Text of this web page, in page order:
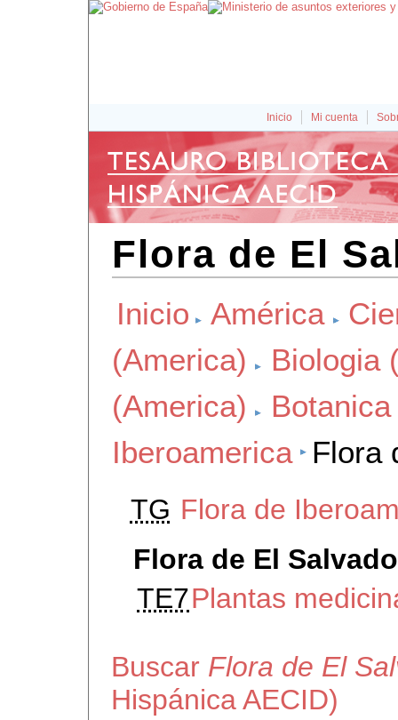
Inicio Mi cuenta
Flora de El
Inicio América
(America)
Biologia
(America)
Iberoamerica
Flora
TG Flora de
Flora de El
TE7Plantas
Buscar Flora de El
Hispánica AECID)